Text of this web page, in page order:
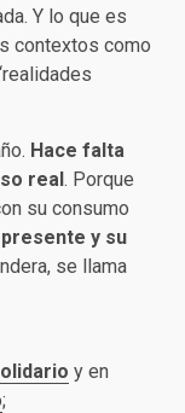
Y lo que es
contextos como
Hace falta
real. Porque
su consumo
y su
se llama
y en
;